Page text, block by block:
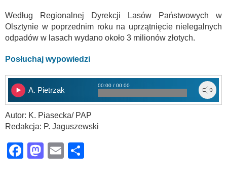
Według Regionalnej Dyrekcji Lasów Państwowych w
Olsztynie w poprzednim roku na uprzątnięcie nielegalnych
odpadów w lasach wydano około 3 milionów złotych.
Posłuchaj wypowiedzi
A. Pietrzak
00:00 / 00:00
Autor: K. Piasecka/ PAP
Redakcja: P. Jaguszewski
Facebook
Mastodon
Email